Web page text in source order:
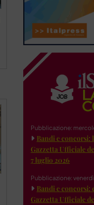
Pubblicazione:
Bandi e concorsi:
Gazzetta Ufficiale
7 luglio 2026
Pubblicazione:
Bandi e concorsi:
Gazzetta Ufficiale